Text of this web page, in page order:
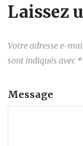
Laissez
Votre adresse e-
sont indiqués avec *
Message